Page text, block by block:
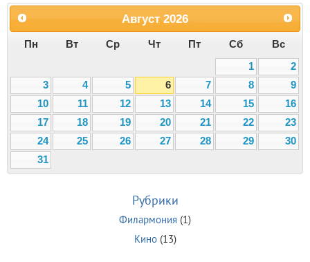
Август 2026
Пн Вт Ср Чт Пт Сб
Вс
1
2
3
4 5 6 7 8
9
10
11 12 13 14 15
16
17
18 19 20 21 22
23
24
25 26 27 28 29
30
31
Рубрики
Филармония (1)
Кино(13)